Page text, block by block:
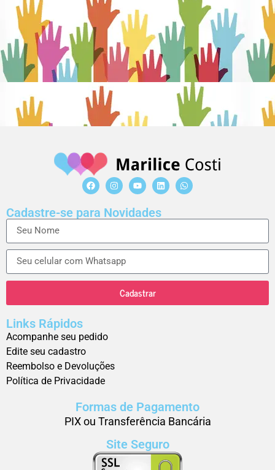
Cadastre-se para Novidades
Cadastrar
Links Rápidos
Acompanhe seu pedido
Edite seu cadastro
Reembolso e Devoluções
Política de Privacidade
Formas de Pagamento
PIX ou Transferência Bancária
Site Seguro